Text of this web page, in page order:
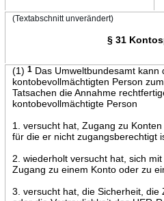
(Textabschnitt unverändert)
§ 31
(1) 1Das Umweltbundesamt kann
kontobevollmächtigten Person
Tatsachen die Annahme
kontobevollmächtigte Person
1. versucht hat, Zugang zu
für die er nicht zugangsberechtigt
2. wiederholt versucht hat, sich
Zugang zu einem Konto oder zu
3. versucht hat, die Sicherheit, die